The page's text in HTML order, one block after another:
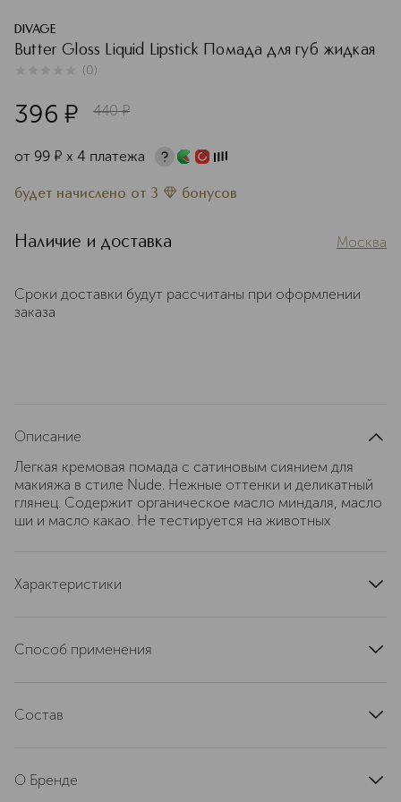
DIVAGE
Butter Gloss Liquid Lipstick Помада для губ жидкая
(0)
396 ¤ 440 ¤
от 99 ¤ х 4 платежа
будет начислено от 3 бонусов
Наличие и доставка Москва
Сроки доставки будут рассчитаны при оформлении
заказа
Описание
Легкая кремовая помада с сатиновым сиянием для
макияжа в стиле Nude. Нежные оттенки и деликатный
глянец. Содержит органическое масло миндаля, масло
ши и масло какао. Не тестируется на животных
Характеристики
область применения
артикул
7030244
Способ применения
глянец. Содержит органическое масло миндаля, масло
Состав
Dimethyl Silylate, Parfum, BHT, Butyrospermum Parkii
О Бренде